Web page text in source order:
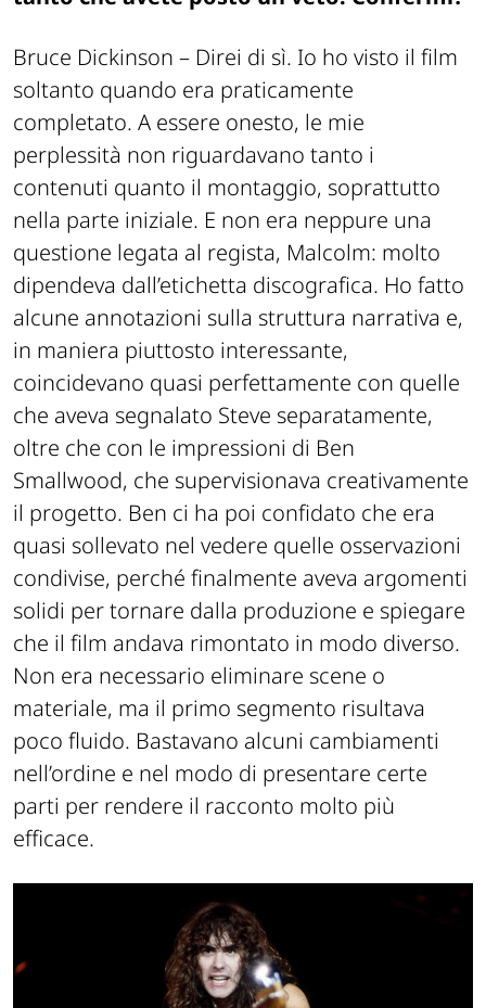
Bruce Dickinson – Direi di sì. Io ho visto il film
soltanto quando era praticamente
completato. A essere onesto, le mie
perplessità non riguardavano tanto i
contenuti quanto il montaggio, soprattutto
nella parte iniziale. E non era neppure una
questione legata al regista, Malcolm: molto
dipendeva dall’etichetta discografica. Ho fatto
alcune annotazioni sulla struttura narrativa e,
in maniera piuttosto interessante,
coincidevano quasi perfettamente con quelle
che aveva segnalato Steve separatamente,
oltre che con le impressioni di Ben
Smallwood, che supervisionava creativamente
il progetto. Ben ci ha poi confidato che era
quasi sollevato nel vedere quelle osservazioni
condivise, perché finalmente aveva argomenti
solidi per tornare dalla produzione e spiegare
che il film andava rimontato in modo diverso.
Non era necessario eliminare scene o
materiale, ma il primo segmento risultava
poco fluido. Bastavano alcuni cambiamenti
nell’ordine e nel modo di presentare certe
parti per rendere il racconto molto più
efficace.